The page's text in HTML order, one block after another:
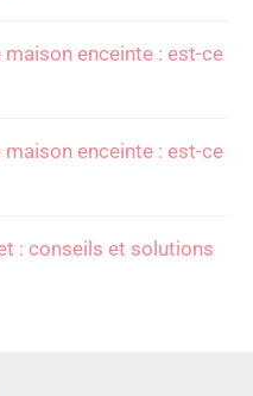
maison enceinte : est-ce
maison enceinte : est-ce
: conseils et solutions